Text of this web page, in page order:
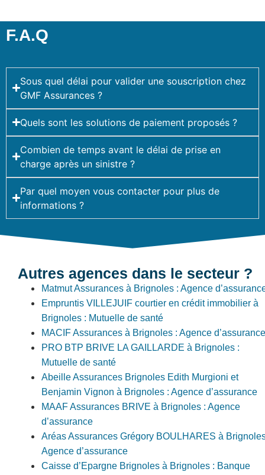
F.A.Q
Sous quel délai pour valider une souscription chez
GMF Assurances ?
Quels sont les solutions de paiement proposés ?
Combien de temps avant le délai de prise en
charge après un sinistre ?
Par quel moyen vous contacter pour plus de
informations ?
Autres agences dans le secteur ?
Matmut Assurances à Brignoles : Agence
Empruntis VILLEJUIF courtier en crédit immobilier à
Brignoles : Mutuelle de santé
MACIF Assurances à Brignoles : Agence d’assurance
PRO BTP BRIVE LA GAILLARDE à Brignoles :
Mutuelle de santé
Abeille Assurances Brignoles Edith Murgioni et
Benjamin Vignon à Brignoles : Agence d’assurance
MAAF Assurances BRIVE à Brignoles : Agence
d’assurance
Aréas Assurances Grégory BOULHARES à
Agence d’assurance
Caisse d’Epargne Brignoles à Brignoles : Banque